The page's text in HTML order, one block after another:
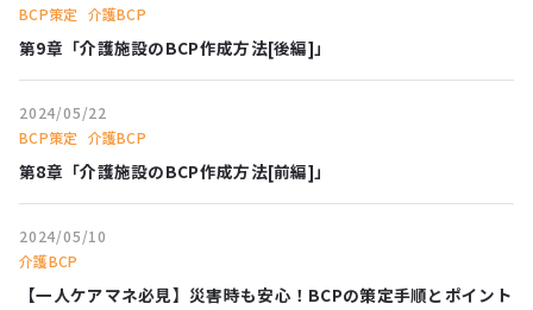
BCP策定 介護BCP
第9章「介護施設のBCP作成方法[後編]」
2024/05/22
BCP策定 介護BCP
第8章「介護施設のBCP作成方法[前編]」
2024/05/10
介護BCP
【一人ケアマネ必見】災害時も安心！BCPの策定手順とポイント